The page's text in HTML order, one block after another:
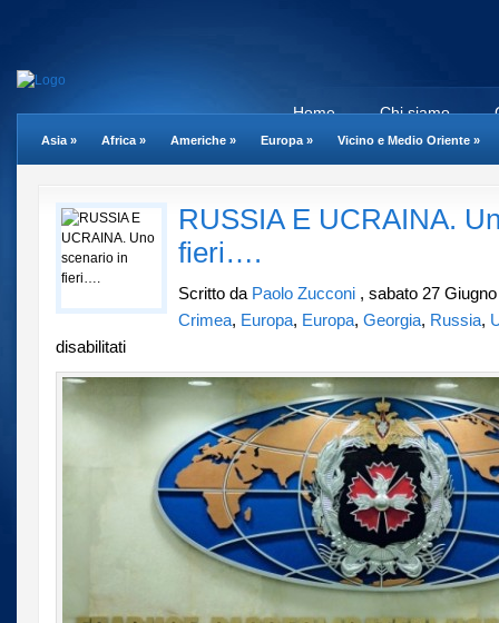
Chi siamo
Home
Asia » Africa » Americhe » Europa » Vicino e Medio Oriente »
RUSSIA E UCRAINA.
fieri….
Scritto da Paolo Zucconi , sabato 27
Crimea, Europa, Europa, Georgia, Russia,
disabilitatisu
fieri….